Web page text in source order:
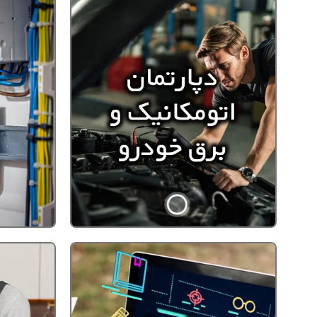
نیمه خصوصی و مجازی با ارائه مدارک پایان
، فنی حرفه ای و بین المللی
درباره ما